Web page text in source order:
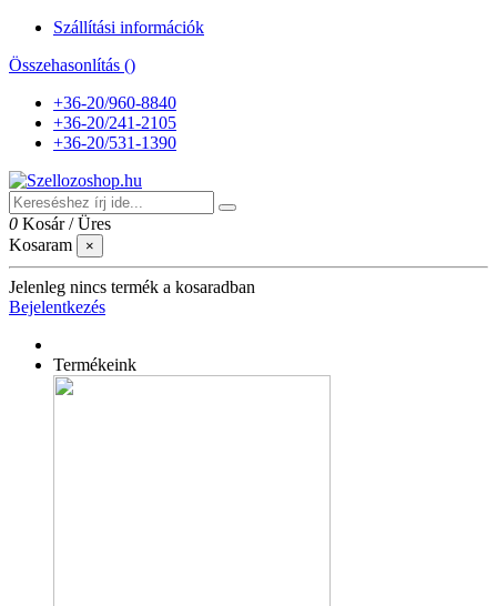
Szállítási információk
Összehasonlítás ()
+36-20/960-8840
+36-20/241-2105
+36-20/531-1390
0 Kosár /Üres
Kosaram
×
Jelenleg nincs termék a kosaradban
Bejelentkezés
Termékeink